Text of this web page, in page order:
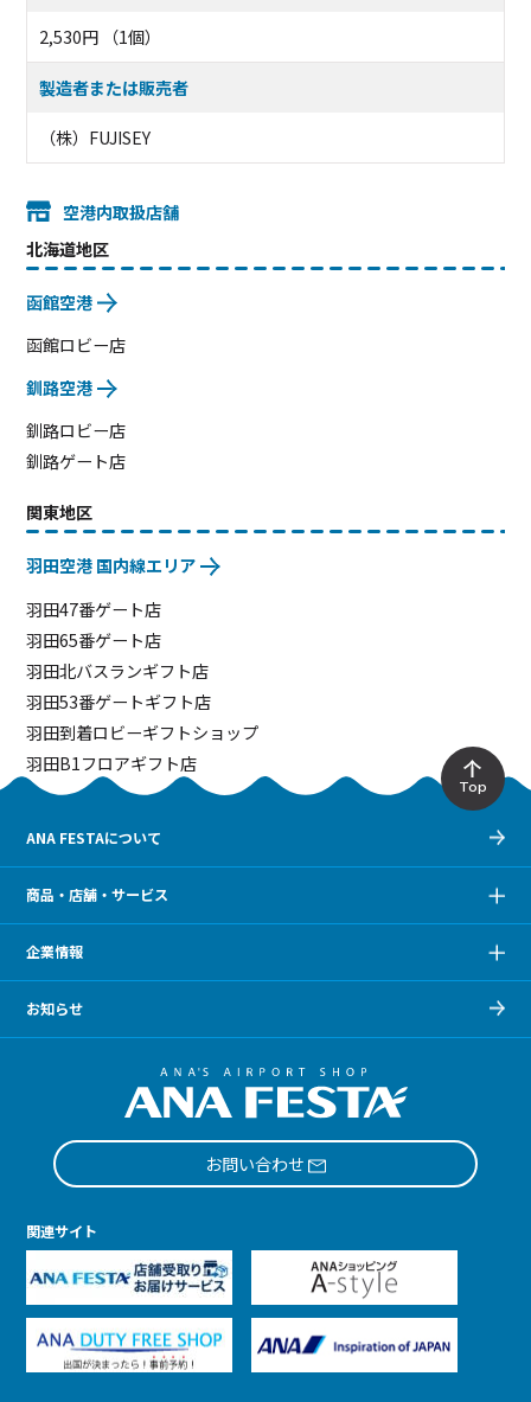
2,530円 （1個）
製造者または販売者
（株）FUJISEY
空港内取扱店舗
北海道地区
函館空港
函館ロビー店
釧路空港
釧路ロビー店
釧路ゲート店
関東地区
羽田空港 国内線エリア
羽田47番ゲート店
羽田65番ゲート店
羽田北バスランギフト店
羽田53番ゲートギフト店
羽田到着ロビーギフトショップ
羽田B1フロアギフト店
Top
ANA FESTAについて
商品・店舗・サービス
企業情報
お知らせ
お問い合わせ
関連サイト